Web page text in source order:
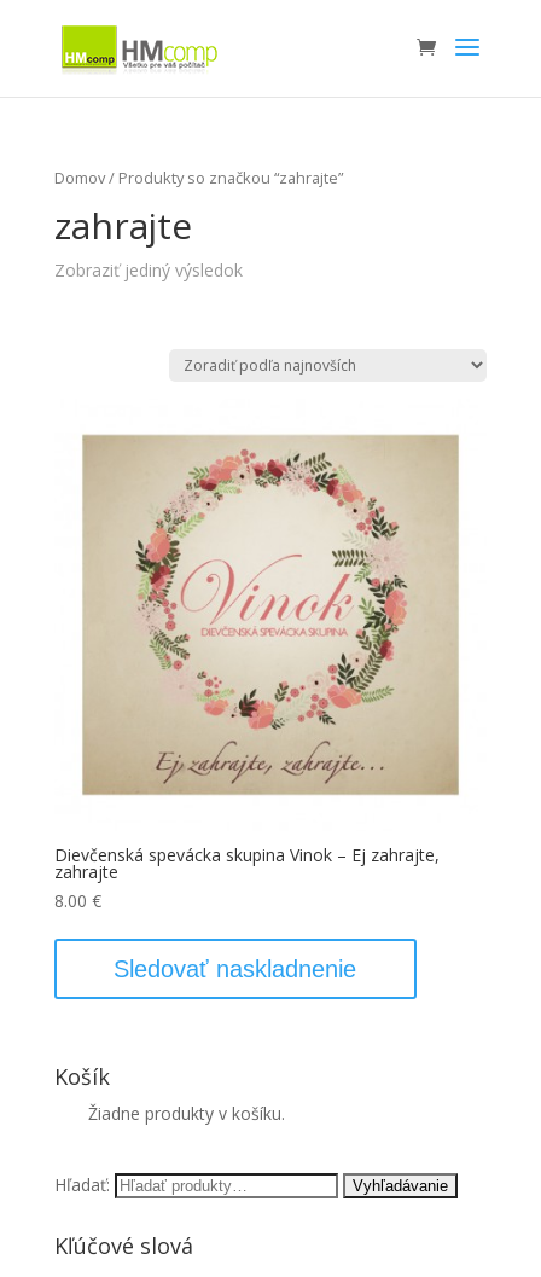
Domov/ Produkty so značkou “zahrajte”
zahrajte
Zobraziť jediný výsledok
Dievčenská spevácka skupina Vinok – Ej zahrajte,
zahrajte
8.00 €
Sledovať naskladnenie
Košík
Žiadne produkty v košíku.
Hľadať:
Kľúčové slová